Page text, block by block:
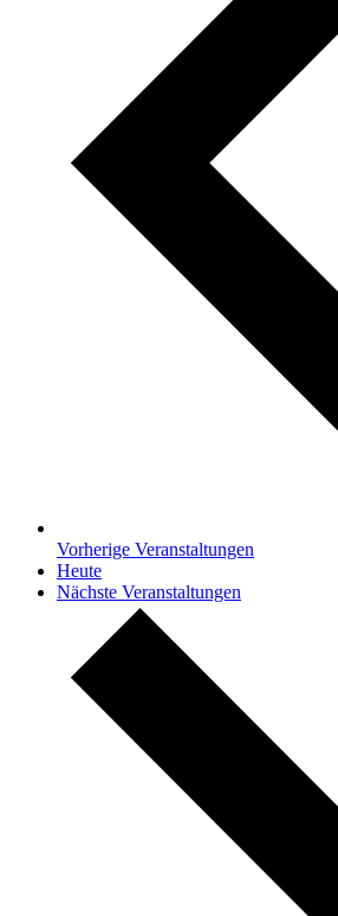
Vorherige Veranstaltungen
Heute
Nächste Veranstaltungen